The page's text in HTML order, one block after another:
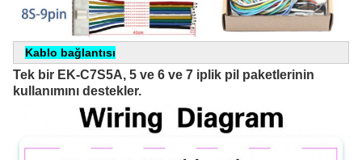
Kablo bağlantısı
Tek bir EK-C7S5A, 5 ve 6 ve 7 iplik pil paketlerinin
kullanımını destekler.